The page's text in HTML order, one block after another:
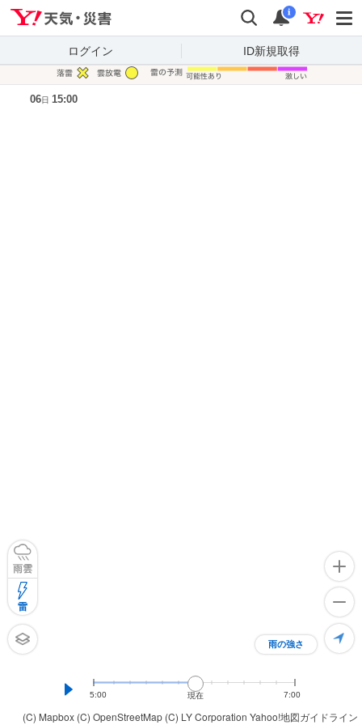
検索 通知
i
ログイン ID新規取得
(C) Mapbox (C) OpenStreetMap (C) LY Corporation Yahoo!地図ガイドライン
雨の強さ
雨雲
雷
5:00 現在 7:00
06日 15:00